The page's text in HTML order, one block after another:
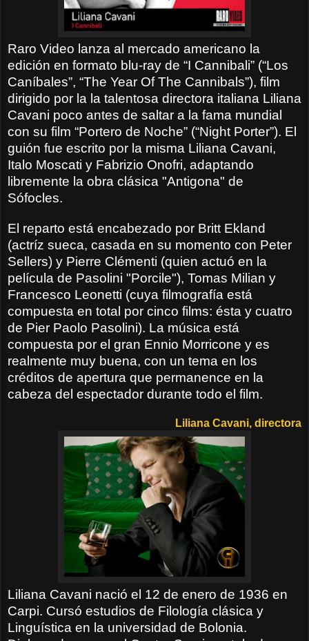
Raro Video lanza al mercado americano la
edición en formato blu-ray de “I Cannibali” (“Los
Caníbales”, “The Year Of The Cannibals”), film
dirigido por la la talentosa directora italiana Liliana
Cavani poco antes de saltar a la fama mundial
con su film “Portero de Noche” (“Night Porter”). El
guión fue escrito por la misma Liliana Cavani,
Italo Moscati y Fabrizio Onofri, adaptando
libremente la obra clásica "Antigona" de
Sófocles.
El reparto está encabezado por Britt Ekland
(actríz sueca, casada en su momento con Peter
Sellers) y Pierre Clémenti (quien actuó en la
película de Pasolini "Porcile"), Tomas Milian y
Francesco Leonetti (cuya filmografía está
compuesta en total por cinco films: ésta y cuatro
de Pier Paolo Pasolini). La música está
compuesta por el gran Ennio Morricone y es
realmente muy buena, con un tema en los
créditos de apertura que permanence en la
cabeza del espectador durante todo el film.
Liliana Cavani, directora
Liliana Cavani nació el 12 de enero de 1936 en
Carpi. Cursó estudios de Filología clásica y
Linguística en la universidad de Bolonia.